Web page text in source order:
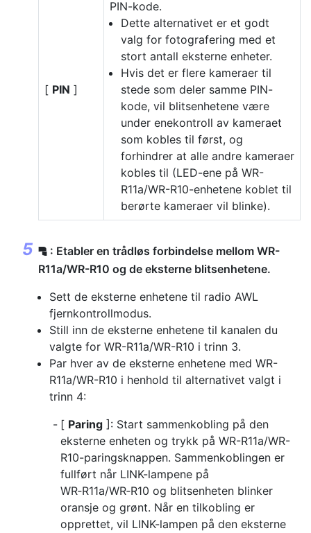
[ PIN ]
PIN-kode.
Dette alternativet er et godt
valg for fotografering med et
stort antall eksterne enheter.
Hvis det er flere kameraer til
stede som deler samme PIN-
kode, vil blitsenhetene være
under enekontroll av kameraet
som kobles til først, og
forhindrer at alle andre kameraer
kobles til (LED-ene på WR-
R11a/WR-R10-enhetene koblet til
berørte kameraer vil blinke).
f : Etabler en trådløs forbindelse mellom WR-
R11a/WR-R10 og de eksterne blitsenhetene.
Sett de eksterne enhetene til radio AWL
fjernkontrollmodus.
Still inn de eksterne enhetene til kanalen du
valgte for WR-R11a/WR-R10 i trinn 3.
Par hver av de eksterne enhetene med WR-
R11a/WR-R10 i henhold til alternativet valgt i
trinn 4:
[ Paring ]: Start sammenkobling på den
eksterne enheten og trykk på WR-R11a/WR-
R10-paringsknappen. Sammenkoblingen er
fullført når LINK-lampene på
WR‑R11a/WR‑R10 og blitsenheten blinker
oransje og grønt. Når en tilkobling er
opprettet, vil LINK-lampen på den eksterne